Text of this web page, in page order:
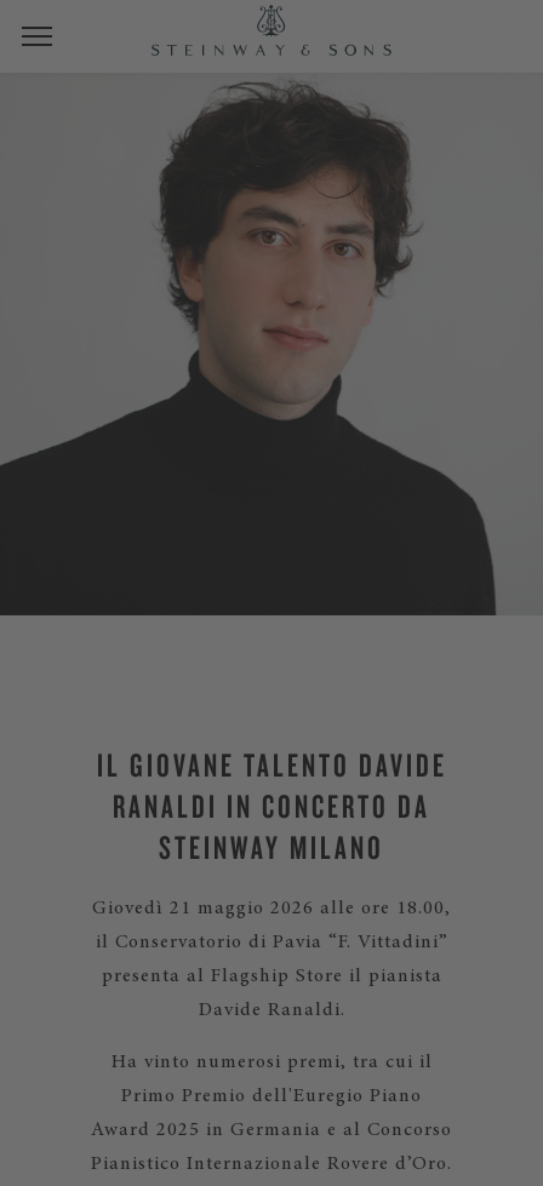
IL GIOVANE TALENTO DAVIDE
RANALDI IN CONCERTO DA
STEINWAY MILANO
Giovedì 21 maggio 2026 alle ore 18.00,
il Conservatorio di Pavia “F. Vittadini”
presenta al Flagship Store il pianista
Davide Ranaldi.
Ha vinto numerosi premi, tra cui il
Primo Premio dell'Euregio Piano
Award 2025 in Germania e al Concorso
Pianistico Internazionale Rovere d’Oro.